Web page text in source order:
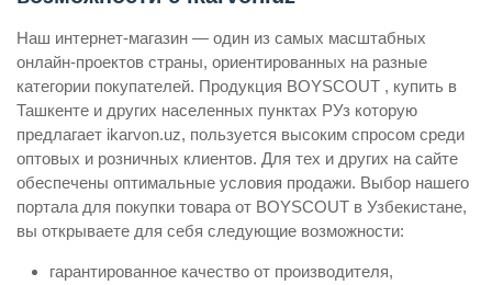
Наш интернет-магазин — один из самых масштабных
онлайн-проектов страны, ориентированных на разные
категории покупателей. Продукция BOYSCOUT , купить в
Ташкенте и других населенных пунктах РУз которую
предлагает ikarvon.uz, пользуется высоким спросом среди
оптовых и розничных клиентов. Для тех и других на сайте
обеспечены оптимальные условия продажи. Выбор нашего
портала для покупки товара от BOYSCOUT в Узбекистане,
вы открываете для себя следующие возможности:
гарантированное качество от производителя,